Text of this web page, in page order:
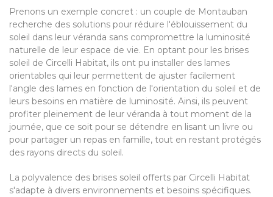
Prenons un exemple concret : un couple de Montauban
recherche des solutions pour réduire l'éblouissement du
soleil dans leur véranda sans compromettre la luminosité
naturelle de leur espace de vie. En optant pour les brises
soleil de Circelli Habitat, ils ont pu installer des lames
orientables qui leur permettent de ajuster facilement
l'angle des lames en fonction de l'orientation du soleil et de
leurs besoins en matière de luminosité. Ainsi, ils peuvent
profiter pleinement de leur véranda à tout moment de la
journée, que ce soit pour se détendre en lisant un livre ou
pour partager un repas en famille, tout en restant protégés
des rayons directs du soleil.
La polyvalence des brises soleil offerts par Circelli Habitat
s'adapte à divers environnements et besoins spécifiques.